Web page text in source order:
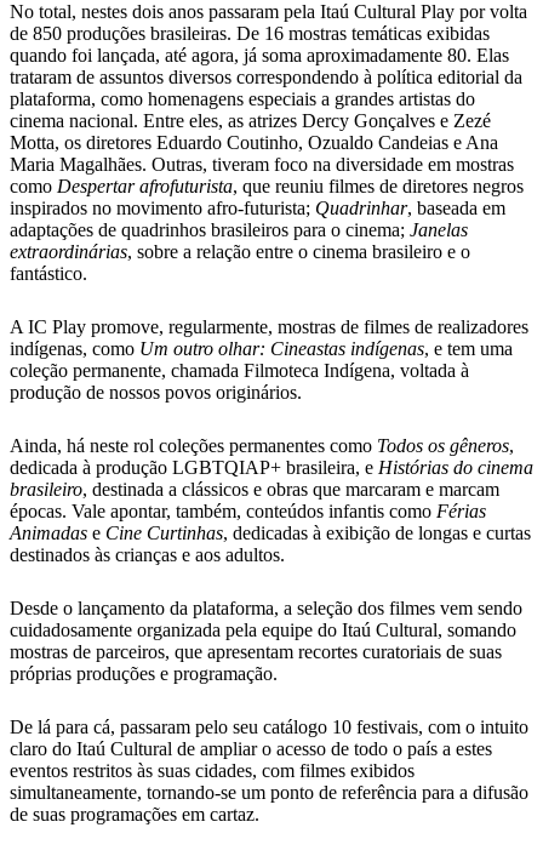
No total, nestes dois anos passaram pela Itaú Cultural Play por volta
de 850 produções brasileiras. De 16 mostras temáticas exibidas
quando foi lançada, até agora, já soma aproximadamente 80. Elas
trataram de assuntos diversos correspondendo à política editorial da
plataforma, como homenagens especiais a grandes artistas do
cinema nacional. Entre eles, as atrizes Dercy Gonçalves e Zezé
Motta, os diretores Eduardo Coutinho, Ozualdo Candeias e Ana
Maria Magalhães. Outras, tiveram foco na diversidade em mostras
como Despertar afrofuturista, que reuniu filmes de diretores negros
inspirados no movimento afro-futurista; Quadrinhar, baseada em
adaptações de quadrinhos brasileiros para o cinema; Janelas
extraordinárias, sobre a relação entre o cinema brasileiro e o
fantástico.
A IC Play promove, regularmente, mostras de filmes de realizadores
indígenas, como Um outro olhar: Cineastas indígenas, e tem uma
coleção permanente, chamada Filmoteca Indígena, voltada à
produção de nossos povos originários.
Ainda, há neste rol coleções permanentes como Todos os gêneros,
dedicada à produção LGBTQIAP+ brasileira, e Histórias do cinema
brasileiro, destinada a clássicos e obras que marcaram e marcam
épocas. Vale apontar, também, conteúdos infantis como Férias
Animadas e Cine Curtinhas, dedicadas à exibição de longas e curtas
destinados às crianças e aos adultos.
Desde o lançamento da plataforma, a seleção dos filmes vem sendo
cuidadosamente organizada pela equipe do Itaú Cultural, somando
mostras de parceiros, que apresentam recortes curatoriais de suas
próprias produções e programação.
De lá para cá, passaram pelo seu catálogo 10 festivais, com o intuito
claro do Itaú Cultural de ampliar o acesso de todo o país a estes
eventos restritos às suas cidades, com filmes exibidos
simultaneamente, tornando-se um ponto de referência para a difusão
de suas programações em cartaz.